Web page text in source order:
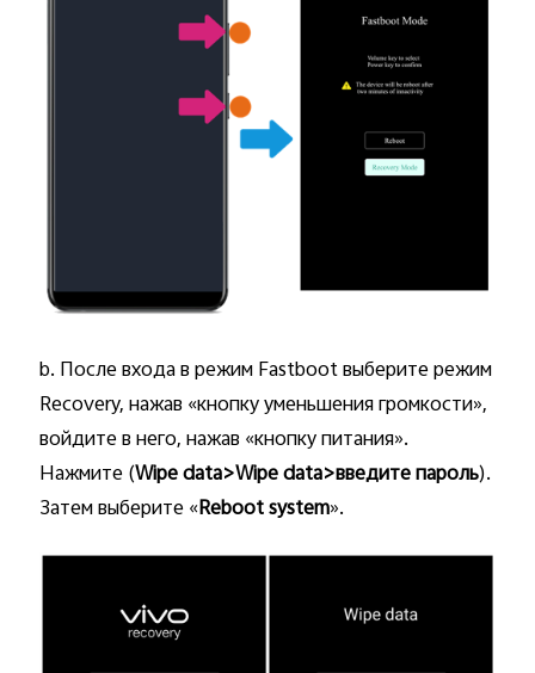
b. После входа в режим Fastboot выберите режим
Recovery, нажав «кнопку уменьшения громкости»,
войдите в него, нажав «кнопку питания».
Нажмите (Wipe data>Wipe data>введите пароль).
Затем выберите «Reboot system».